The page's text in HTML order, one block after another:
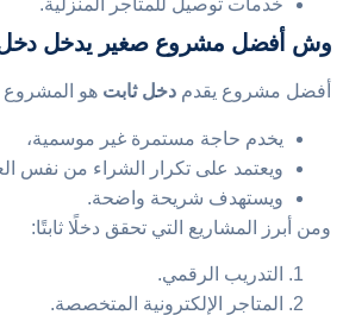
خدمات توصيل للمتاجر المنزلية.
وش أفضل مشروع صغير يدخل دخل
أفضل مشروع يقدم دخل ثابت هو المشروع
يخدم حاجة مستمرة غير موسمية،
ويعتمد على تكرار الشراء من نفس
ويستهدف شريحة واضحة.
ومن أبرز المشاريع التي تحقق دخلًا ثابتًا:
التدريب الرقمي.
المتاجر الإلكترونية المتخصصة.